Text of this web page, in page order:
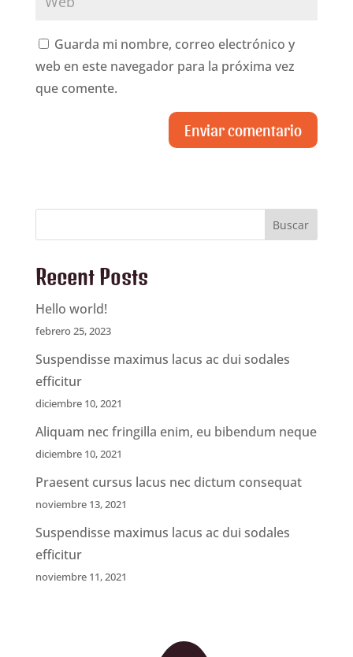
Guarda mi nombre, correo electrónico y
web en este navegador para la próxima vez
que comente.
Buscar
Recent Posts
Hello world!
febrero 25, 2023
Suspendisse maximus lacus ac dui sodales
efficitur
diciembre 10, 2021
Aliquam nec fringilla enim, eu bibendum neque
diciembre 10, 2021
Praesent cursus lacus nec dictum consequat
noviembre 13, 2021
Suspendisse maximus lacus ac dui sodales
efficitur
noviembre 11, 2021